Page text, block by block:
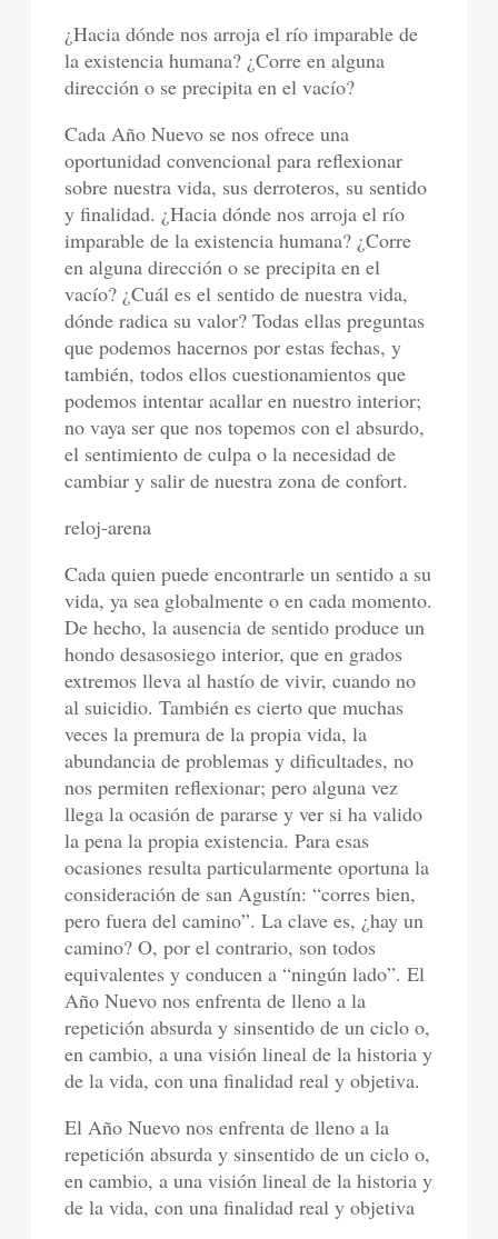
¿Hacia dónde nos arroja el río imparable de
la existencia humana? ¿Corre en alguna
dirección o se precipita en el vacío?
Cada Año Nuevo se nos ofrece una
oportunidad convencional para reflexionar
sobre nuestra vida, sus derroteros, su sentido
y finalidad. ¿Hacia dónde nos arroja el río
imparable de la existencia humana? ¿Corre
en alguna dirección o se precipita en el
vacío? ¿Cuál es el sentido de nuestra vida,
dónde radica su valor? Todas ellas preguntas
que podemos hacernos por estas fechas, y
también, todos ellos cuestionamientos que
podemos intentar acallar en nuestro interior;
no vaya ser que nos topemos con el absurdo,
el sentimiento de culpa o la necesidad de
cambiar y salir de nuestra zona de confort.
reloj-arena
Cada quien puede encontrarle un sentido a su
vida, ya sea globalmente o en cada momento.
De hecho, la ausencia de sentido produce un
hondo desasosiego interior, que en grados
extremos lleva al hastío de vivir, cuando no
al suicidio. También es cierto que muchas
veces la premura de la propia vida, la
abundancia de problemas y dificultades, no
nos permiten reflexionar; pero alguna vez
llega la ocasión de pararse y ver si ha valido
la pena la propia existencia. Para esas
ocasiones resulta particularmente oportuna la
consideración de san Agustín: “corres bien,
pero fuera del camino”. La clave es, ¿hay un
camino? O, por el contrario, son todos
equivalentes y conducen a “ningún lado”. El
Año Nuevo nos enfrenta de lleno a la
repetición absurda y sinsentido de un ciclo o,
en cambio, a una visión lineal de la historia y
de la vida, con una finalidad real y objetiva.
El Año Nuevo nos enfrenta de lleno a la
repetición absurda y sinsentido de un ciclo o,
en cambio, a una visión lineal de la historia y
de la vida, con una finalidad real y objetiva